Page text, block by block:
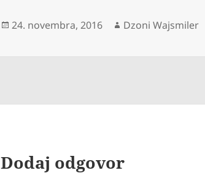
Objavljeno
24. novembra, 2016 Avtor
Dzoni Wajsmiler
Dodaj odgovor